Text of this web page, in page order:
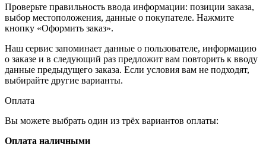
Проверьте правильность ввода информации: позиции заказа,
выбор местоположения, данные о покупателе. Нажмите
кнопку «Оформить заказ».
Наш сервис запоминает данные о пользователе, информацию
о заказе и в следующий раз предложит вам повторить к вводу
данные предыдущего заказа. Если условия вам не подходят,
выбирайте другие варианты.
Оплата
Вы можете выбрать один из трёх вариантов оплаты:
Оплата наличными